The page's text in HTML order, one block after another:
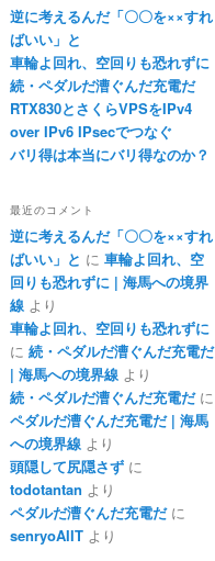
逆に考えるんだ「〇〇を××すれ
ばいい」と
車輪よ回れ、空回りも恐れずに
続・ペダルだ漕ぐんだ充電だ
RTX830とさくらVPSをIPv4
over IPv6 IPsecでつなぐ
バリ得は本当にバリ得なのか？
最近のコメント
逆に考えるんだ「〇〇を××すれ
ばいい」と に 車輪よ回れ、空
回りも恐れずに | 海馬への境界
線 より
車輪よ回れ、空回りも恐れずに
に 続・ペダルだ漕ぐんだ充電だ
| 海馬への境界線 より
続・ペダルだ漕ぐんだ充電だに
ペダルだ漕ぐんだ充電だ | 海馬
への境界線 より
頭隠して尻隠さず に
todotantan より
ペダルだ漕ぐんだ充電だに
senryoAIIT より